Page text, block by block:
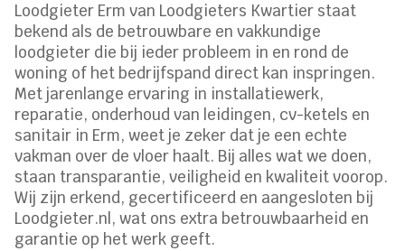
Loodgieter Erm van Loodgieters Kwartier staat
bekend als de betrouwbare en vakkundige
loodgieter die bij ieder probleem in en rond de
woning of het bedrijfspand direct kan inspringen.
Met jarenlange ervaring in installatiewerk,
reparatie, onderhoud van leidingen, cv-ketels en
sanitair in Erm, weet je zeker dat je een echte
vakman over de vloer haalt. Bij alles wat we doen,
staan transparantie, veiligheid en kwaliteit voorop.
Wij zijn erkend, gecertificeerd en aangesloten bij
Loodgieter.nl, wat ons extra betrouwbaarheid en
garantie op het werk geeft.